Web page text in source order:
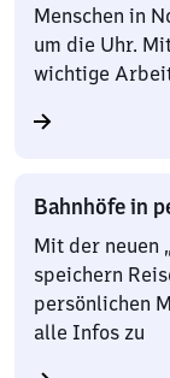
Menschen in
um die Uhr.
wichtige
Bahnhöfe in
Mit der neuen
speichern
persönlichen
alle Infos zu